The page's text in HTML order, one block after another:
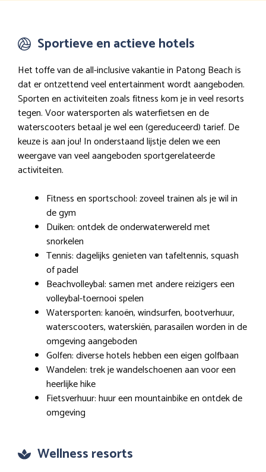
Sportieve en actieve hotels
Het toffe van de all-inclusive vakantie in Patong Beach is
dat er ontzettend veel entertainment wordt aangeboden.
Sporten en activiteiten zoals fitness kom je in veel resorts
tegen. Voor watersporten als waterfietsen en de
waterscooters betaal je wel een (gereduceerd) tarief. De
keuze is aan jou! In onderstaand lijstje delen we een
weergave van veel aangeboden sportgerelateerde
activiteiten.
Fitness en sportschool: zoveel trainen als je wil in
de gym
Duiken: ontdek de onderwaterwereld met
snorkelen
Tennis: dagelijks genieten van tafeltennis, squash
of padel
Beachvolleybal: samen met andere reizigers een
volleybal-toernooi spelen
Watersporten: kanoën, windsurfen, bootverhuur,
waterscooters, waterskiën, parasailen worden in de
omgeving aangeboden
Golfen: diverse hotels hebben een eigen golfbaan
Wandelen: trek je wandelschoenen aan voor een
heerlijke hike
Fietsverhuur: huur een mountainbike en ontdek de
omgeving
Wellness resorts